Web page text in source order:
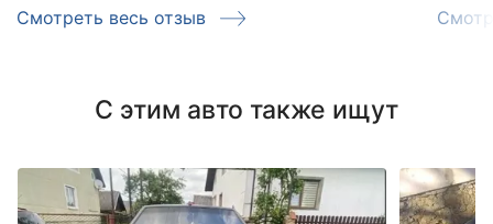
Смотреть весь отзыв
С этим авто также ищут